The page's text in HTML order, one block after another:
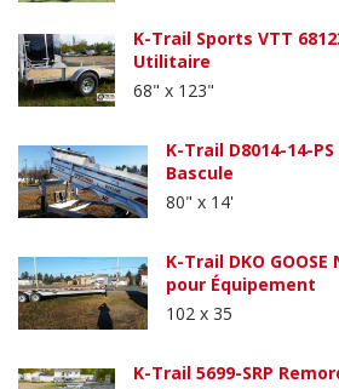
K-Trail Sports VTT
Utilitaire
68" x 123"
K-Trail D8014-14-
Bascule
80" x 14'
K-Trail DKO GOOSE
pour Équipement
102 x 35
K-Trail 5699-SRP